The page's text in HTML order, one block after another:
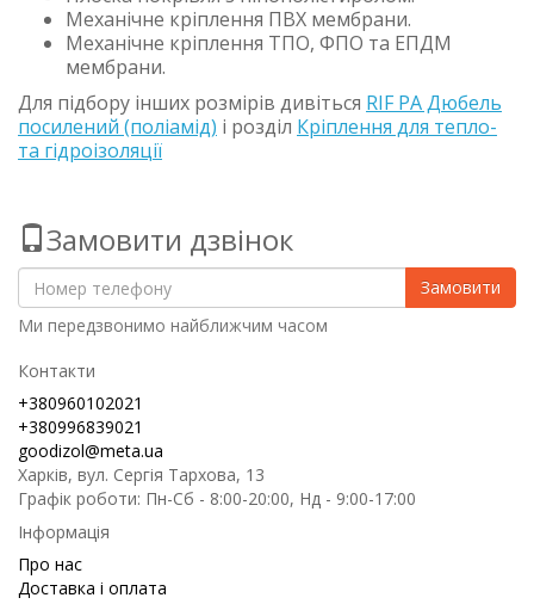
Механічне кріплення ПВХ мембрани.
Механічне кріплення ТПО, ФПО та ЕПДМ
мембрани.
Для підбору інших розмірів дивіться RIF PA Дюбель
посилений (поліамід) і розділ Кріплення для тепло-
та гідроізоляції
Замовити дзвінок
Замовити
Ми передзвонимо найближчим часом
Контакти
+380960102021
+380996839021
goodizol@meta.ua
Харків, вул. Сергія Тархова, 13
Графік роботи: Пн-Сб - 8:00-20:00, Нд - 9:00-17:00
Інформація
Про нас
Доставка і оплата